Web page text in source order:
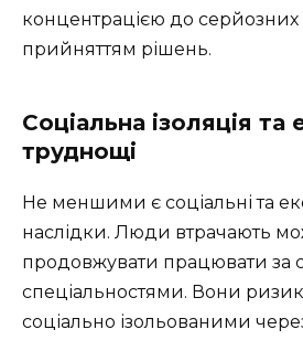
концентрацією до серйозних
прийняттям рішень.
Соціальна ізоляція та
труднощі
Не меншими є соціальні та
наслідки. Люди втрачають
продовжувати працювати за
спеціальностями. Вони
соціально ізольованими